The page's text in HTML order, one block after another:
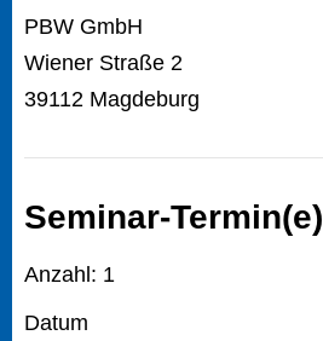
PBW GmbH
Wiener Straße 2
39112 Magdeburg
Seminar-Termin(e)
Anzahl: 1
Datum